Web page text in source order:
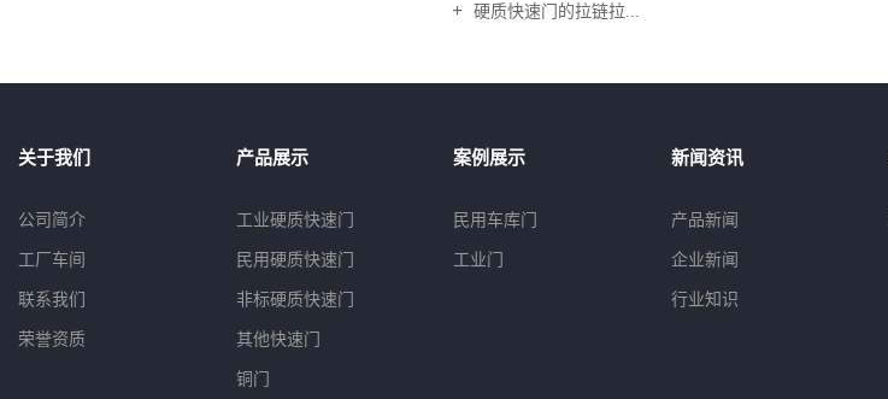
硬质快速门的拉链拉...
关于我们
公司简介
工厂车间
联系我们
荣誉资质
产品展示
工业硬质快速门
民用硬质快速门
非标硬质快速门
其他快速门
铜门
案例展示
民用车库门
工业门
新闻资讯
产品新闻
企业新闻
行业知识